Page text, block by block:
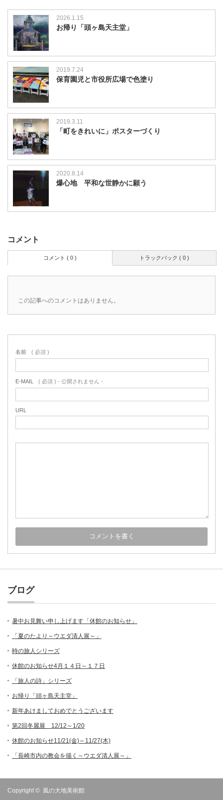
2026.1.15
お帰り「頭ヶ島天主堂」
2019.7.24
保育園児と市役所広場で色塗り
2019.3.11
「町をきれいに」ポスターづくり
2020.8.14
爆心地 平和な世静かに願う
コメント
トラックバック ( 0 )
コメント ( 0 )
この記事へのコメントはありません。
名前 ( 必須 )
E-MAIL ( 必須 ) - 公開されません -
URL
ブログ
暑中お見舞い申し上げます「休館のお知らせ」
「夏のたより～ウエダ清人展～」
時の旅人シリーズ
休館のお知らせ4月１４日～１７日
「旅人の詩」シリーズ
お帰り「頭ヶ島天主堂」
新年あけましておめでとうございます
第2回冬麗展 12/12～1/20
休館のお知らせ11/21(金)～11/27(木)
「長崎市内の教会を描く～ウエダ清人展～」
Copyright © 風の大地美術館